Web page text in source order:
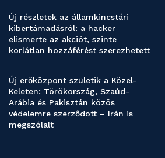
Új részletek az államkincstári
kibertámadásról: a hacker
elismerte az akciót, szinte
korlátlan hozzáférést szerezhetett
Új erőközpont születik a Közel-
Keleten: Törökország, Szaúd-
Arábia és Pakisztán közös
védelemre szerződött – Irán is
megszólalt